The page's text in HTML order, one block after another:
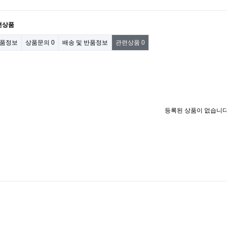
상품
정보 상품문의 0 배송 및 반품정보 관련상품 0
등록된 상품이 없습니